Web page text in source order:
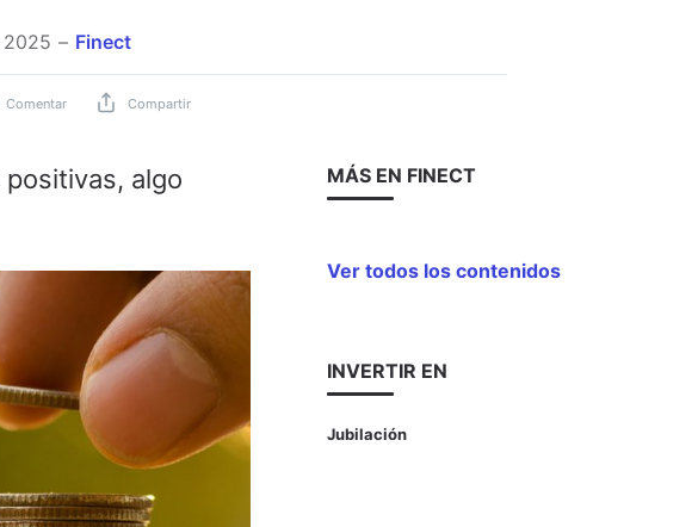
Finect
Comentar Compartir
algo
MÁS EN FINECT
Ver todos los contenidos
INVERTIR EN
Jubilación